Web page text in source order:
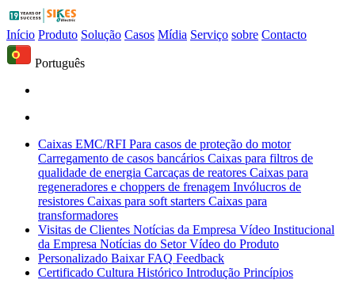
Início Produto Solução Casos Mídia Serviço sobre Contacto
Português
Caixas EMC/RFI Para casos de proteção do motor
Carregamento de casos bancários Caixas para filtros de
qualidade de energia Carcaças de reatores Caixas para
regeneradores e choppers de frenagem Invólucros de
resistores Caixas para soft starters Caixas para
transformadores
Visitas de Clientes Notícias da Empresa Vídeo Institucional
da Empresa Notícias do Setor Vídeo do Produto
Personalizado Baixar FAQ Feedback
Certificado Cultura Histórico Introdução Princípios